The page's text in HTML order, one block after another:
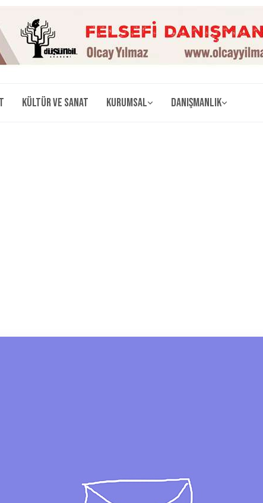
Kültür ve Sanat Kurumsal Danışmanlık